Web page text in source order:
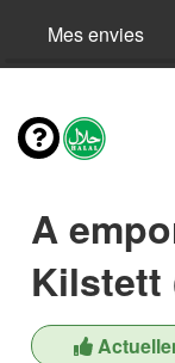
Mes envies
A
Kilstett